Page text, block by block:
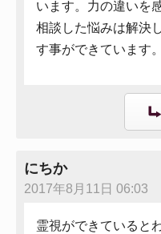
います。力の違いを
相談した悩みは解決
す事ができています。
にちか
2017年8月11日 06:03
霊視ができていると